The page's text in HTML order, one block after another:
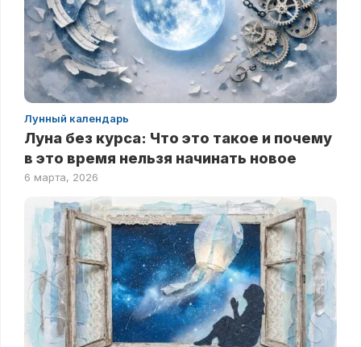
Лунный календарь
Луна без курса: Что это такое и почему
в это время нельзя начинать новое
6 марта, 2026